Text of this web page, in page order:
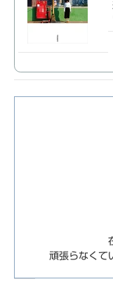
頑張らなくて